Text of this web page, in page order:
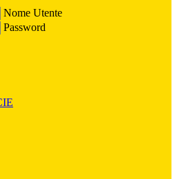
Nome Utente
Password